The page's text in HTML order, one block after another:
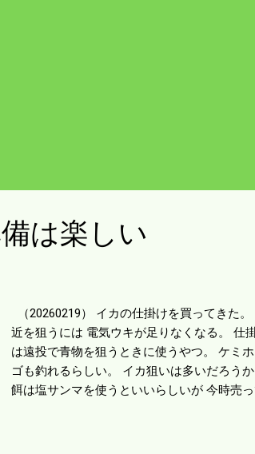
は楽しい
（20260219） イカの仕掛けを買ってきた
近を狙うには 電気ウキが足りなくなる。 仕
は遠投で青物を狙うときに使うやつ。 ケミ
ゴも釣れるらしい。 イカ狙いは多いだろう
餌は塩サンマを使うといいらしいが 今時売